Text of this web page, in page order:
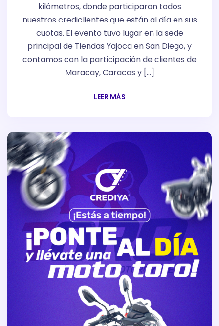
kilómetros, donde participaron todos
nuestros crediclientes que están al día en sus
cuotas. El evento tuvo lugar en la sede
principal de Tiendas Yajoca en San Diego, y
contamos con la participación de clientes de
Maracay, Caracas y […]
LEER MÁS